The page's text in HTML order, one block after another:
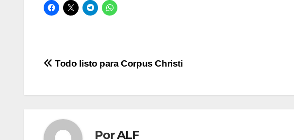
Navegación
Todo listo para Corpus Christi
PorALF